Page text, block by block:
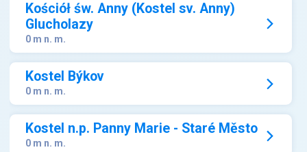
Kościół św. Anny (Kostel sv. Anny)
Glucholazy
0 m n. m.
Kostel Býkov
0 m n. m.
Kostel n.p. Panny Marie - Staré Město
0 m n. m.